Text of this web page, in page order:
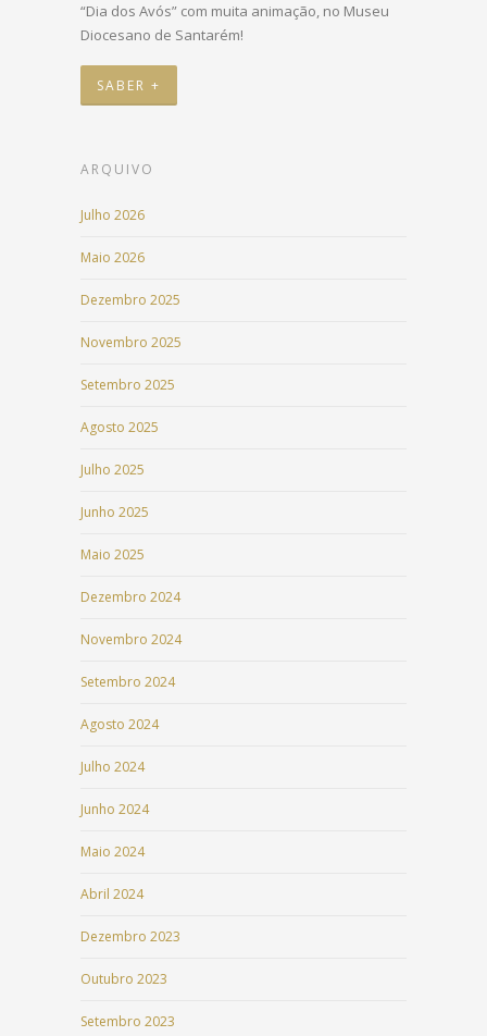
“Dia dos Avós” com muita animação, no Museu
Diocesano de Santarém!
SABER +
ARQUIVO
Julho 2026
Maio 2026
Dezembro 2025
Novembro 2025
Setembro 2025
Agosto 2025
Julho 2025
Junho 2025
Maio 2025
Dezembro 2024
Novembro 2024
Setembro 2024
Agosto 2024
Julho 2024
Junho 2024
Maio 2024
Abril 2024
Dezembro 2023
Outubro 2023
Setembro 2023